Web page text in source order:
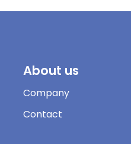
About us
Company
Contact